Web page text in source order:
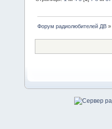
Форум радиолюбителей ДВ »